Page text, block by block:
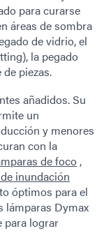
para curarse
áreas de sombra
de vidrio, el
la pegado
piezas.
añadidos. Su
un
y menores
con la
de foco ,
inundación
óptimos para el
lámparas Dymax
para lograr